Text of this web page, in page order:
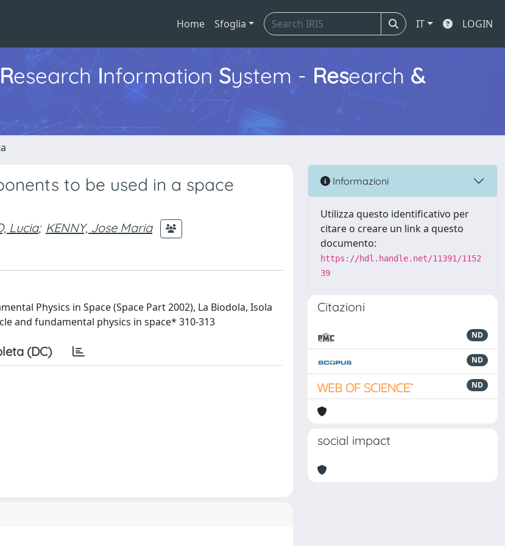
Home Sfoglia IT LOGIN
Research Information System - Research &
to be used in a space
Lucia; KENNY, Jose Maria
Physics in Space (Space Part 2002), La Biodola, Isola
and fundamental physics in space* 310-313
(DC)
Informazioni
Utilizza questo identificativo per
citare o creare un link a questo
documento:
https://hdl.handle.net/11391/1152
39
Citazioni
ND
ND
ND
social impact